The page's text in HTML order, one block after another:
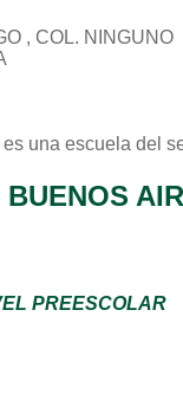
, COL. NINGUNO
es una escuela del
PREESCOLAR